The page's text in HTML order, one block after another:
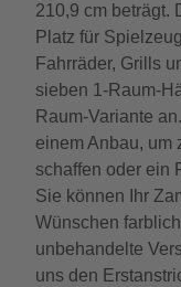
210,9 cm beträgt.
Platz für
Fahrräder, Grills
sieben 1-Raum-
Raum-Variante
einem Anbau, um
schaffen oder ein
Sie können Ihr
Wünschen
unbehandelte
uns den